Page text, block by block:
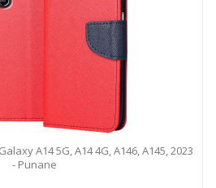
A14 5G, A14 4G, A146, A145, 2023
- Punane